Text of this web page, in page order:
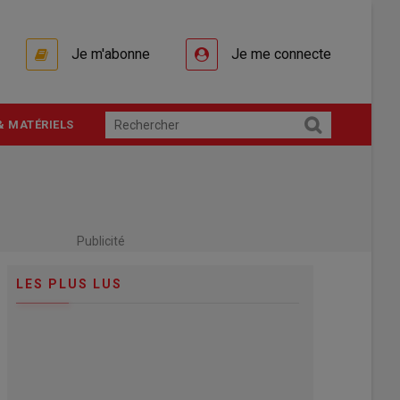
Je m'abonne Je me connecte
MATÉRIELS
Publicité
LES PLUS LUS